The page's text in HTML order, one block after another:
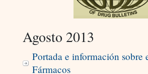
Agosto 2013
Portada e información sobre
Fármacos